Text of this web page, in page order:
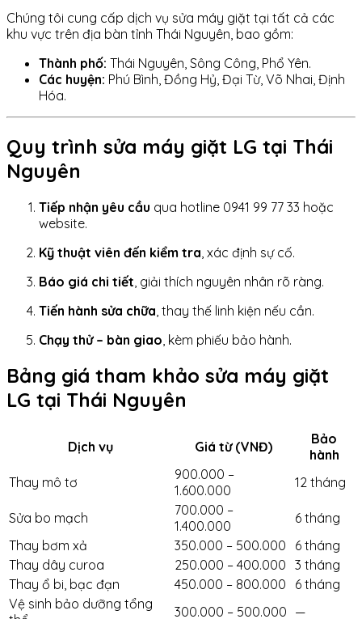
Chúng tôi cung cấp dịch vụ sửa máy giặt tại tất cả các
khu vực trên địa bàn tỉnh Thái Nguyên, bao gồm:
Thành phố: Thái Nguyên, Sông Công, Phổ Yên.
Các huyện: Phú Bình, Đồng Hỷ, Đại Từ, Võ Nhai, Định
Hóa.
Quy trình sửa máy giặt LG tại Thái
Nguyên
Tiếp nhận yêu cầu qua hotline 0941 99 77 33 hoặc
website.
Kỹ thuật viên đến kiểm tra , xác định sự cố.
Báo giá chi tiết , giải thích nguyên nhân rõ ràng.
Tiến hành sửa chữa , thay thế linh kiện nếu cần.
Chạy thử – bàn giao , kèm phiếu bảo hành.
Bảng giá tham khảo sửa máy giặt
LG tại Thái Nguyên
Dịch vụ Giá từ (VNĐ)
Bảo
hành
Thay mô tơ
900.000 –
1.600.000
12 tháng
Sửa bo mạch
700.000 –
1.400.000
6 tháng
Thay bơm xả
350.000 – 500.000
6 tháng
Thay dây curoa
250.000 – 400.000 3 tháng
Thay ổ bi, bạc đạn
450.000 – 800.000
6 tháng
Vệ sinh bảo dưỡng tổng
300.000 – 500.000 —